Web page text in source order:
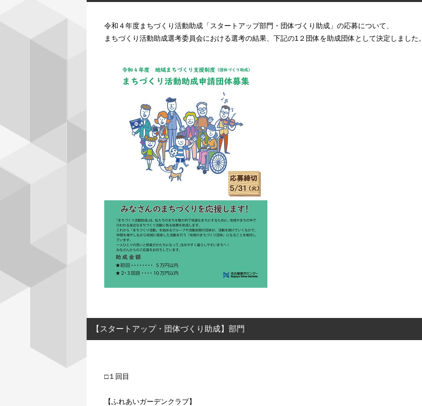
令和４年度まちづくり活動助成「スタートアップ部門・団体づくり助成」の応募について、
まちづくり活動助成選考委員会における選考の結果、下記の1２団体を助成団体として決定しました。
【スタートアップ・団体づくり助成】部門
□１回目
【ふれあいガーデンクラブ】